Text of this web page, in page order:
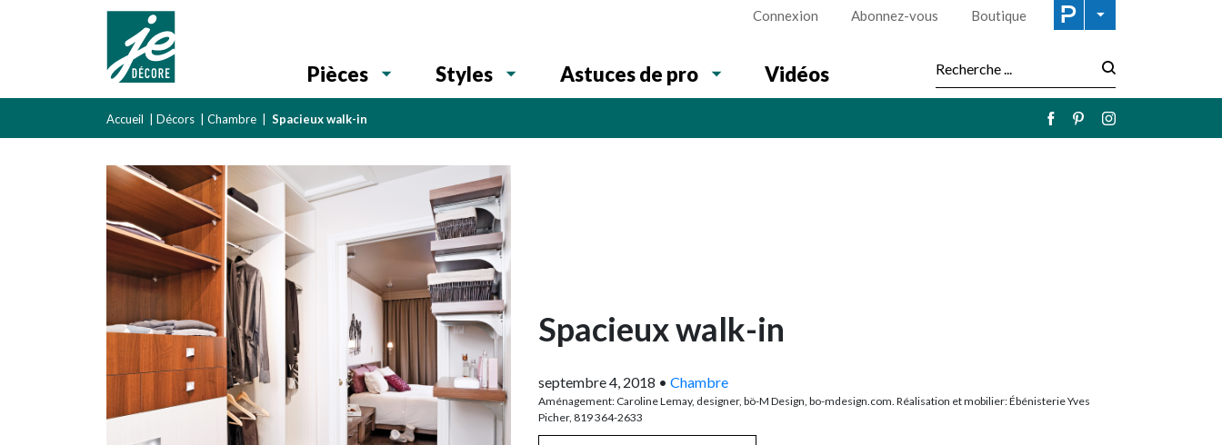
Connexion Abonnez-vous Boutique
Pièces Styles Astuces de pro Vidéos
Accueil Décors Chambre Spacieux walk-in
Spacieux walk-in
septembre 4, 2018 • Chambre
Aménagement: Caroline Lemay, designer, bö-M Design, bo-mdesign.com. Réalisation et mobilier: Ébénisterie Yves
Picher, 819 364-2633